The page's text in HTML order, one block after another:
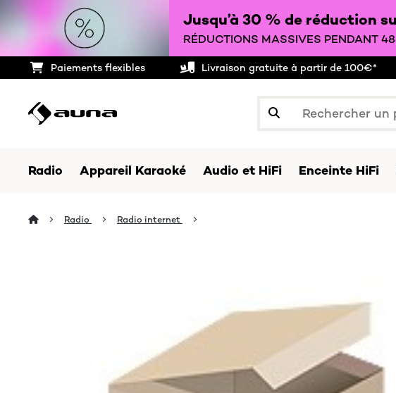
Jusqu’à 30 % de réduction
RÉDUCTIONS MASSIVES PENDANT
Paiements flexibles Livraison gratuite à partir de 100€*
Radio Appareil Karaoké Audio et HiFi Enceinte HiFi
Radio Radio internet